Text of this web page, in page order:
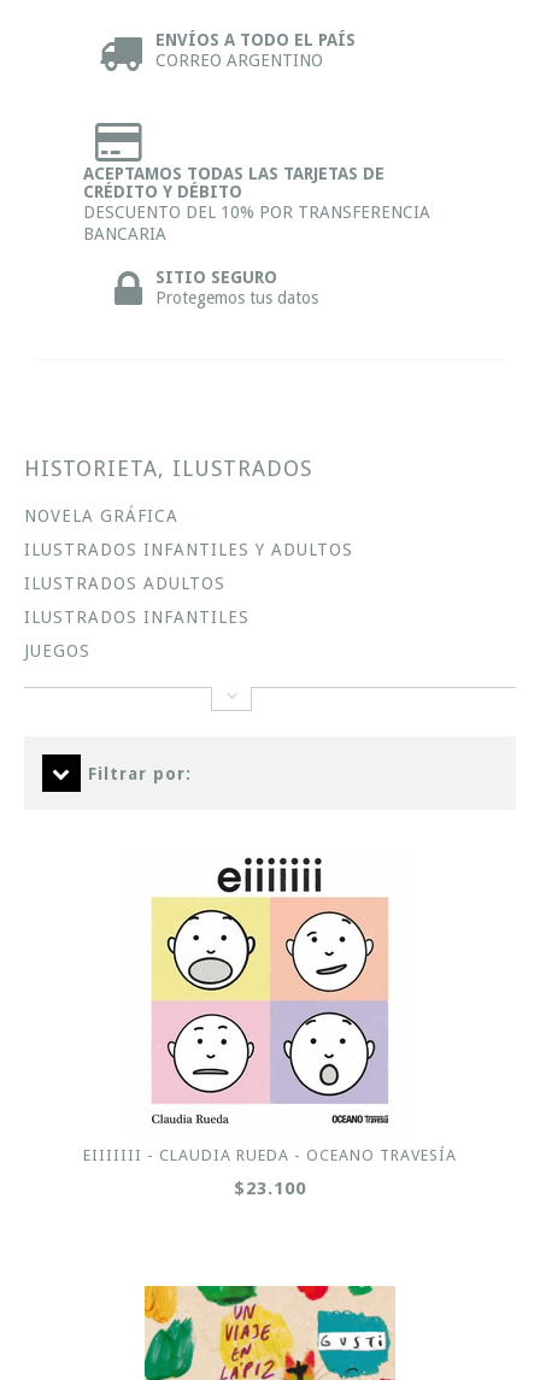
ENVÍOS A TODO EL PAÍS
CORREO ARGENTINO
ACEPTAMOS TODAS LAS TARJETAS DE
CRÉDITO Y DÉBITO
DESCUENTO DEL 10% POR TRANSFERENCIA
BANCARIA
SITIO SEGURO
Protegemos tus datos
HISTORIETA, ILUSTRADOS
NOVELA GRÁFICA
ILUSTRADOS INFANTILES Y ADULTOS
ILUSTRADOS ADULTOS
ILUSTRADOS INFANTILES
JUEGOS
Filtrar por:
EIIIIIII - CLAUDIA RUEDA - OCEANO TRAVESÍA
$23.100